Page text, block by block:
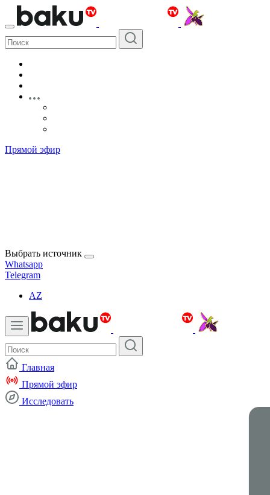
Прямой эфир
Выбрать источник
Whatsapp
Telegram
AZ
Главная
Прямой эфир
Исследовать